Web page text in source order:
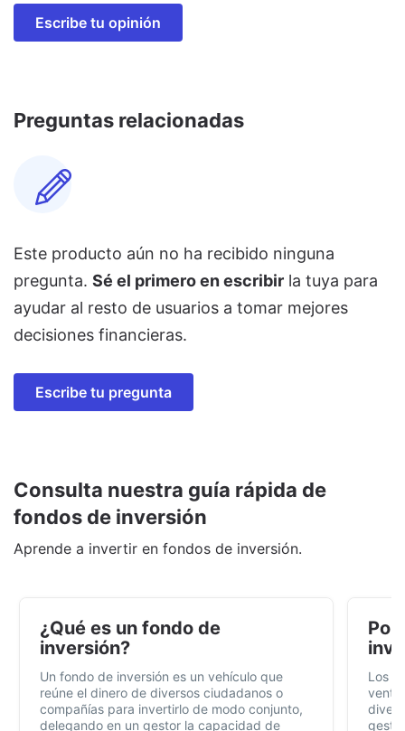
Escribe tu opinión
Preguntas relacionadas
Este producto aún no ha recibido ninguna
pregunta. Sé el primero en escribir la tuya para
ayudar al resto de usuarios a tomar mejores
decisiones financieras.
Escribe tu pregunta
Consulta nuestra guía rápida de
fondos de inversión
Aprende a invertir en fondos de inversión.
¿Qué es un fondo de
inversión?
Un fondo de inversión es un vehículo que
reúne el dinero de diversos ciudadanos o
compañías para invertirlo de modo conjunto,
delegando en un gestor la capacidad de
Por
Los